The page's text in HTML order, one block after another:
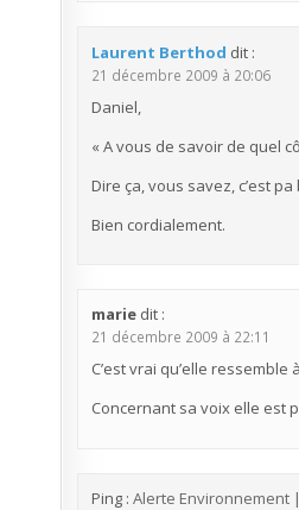
Laurent Berthod dit :
21 décembre 2009 à 20:06
Daniel,
« A vous de savoir de quel
Dire ça, vous savez, c’est
Bien cordialement.
marie dit :
21 décembre 2009 à 22:11
C’est vrai qu’elle
Concernant sa voix elle est
Ping : Alerte Environnement